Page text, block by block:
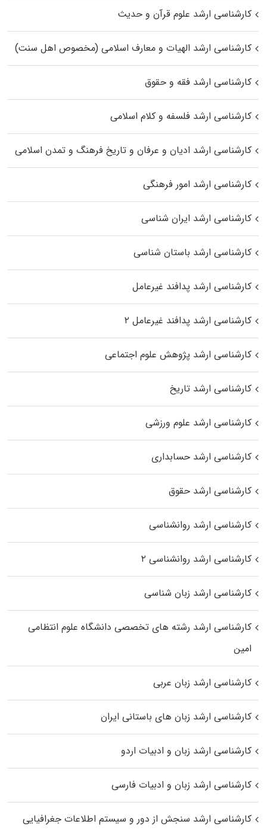
کارشناسی ارشد علوم قرآن و حدیث
کارشناسی ارشد الهیات و معارف اسلامی (مخصوص اهل سنت)
کارشناسی ارشد فقه و حقوق
کارشناسی ارشد فلسفه و کلام اسلامی
کارشناسی ارشد ادیان و عرفان و تاریخ فرهنگ و تمدن اسلامی
کارشناسی ارشد امور فرهنگی
کارشناسی ارشد ایران شناسی
کارشناسی ارشد باستان شناسی
کارشناسی ارشد پدافند غیرعامل
کارشناسی ارشد پدافند غیرعامل ۲
کارشناسی ارشد پژوهش علوم اجتماعی
کارشناسی ارشد تاریخ
کارشناسی ارشد علوم ورزشی
کارشناسی ارشد حسابداری
کارشناسی ارشد حقوق
کارشناسی ارشد روانشناسی
کارشناسی ارشد روانشناسی ۲
کارشناسی ارشد زبان شناسی
کارشناسی ارشد رﺷﺘﻪ ﻫﺎی تخصصی داﻧﺸﮕﺎه ﻋﻠﻮم انتظامی
اﻣﻴﻦ
کارشناسی ارشد زبان عربی
کارشناسی ارشد زبان‌ های باستانی ایران
کارشناسی ارشد زبان و ادبیات اردو
کارشناسی ارشد زبان و ادبیات فارسی
کارشناسی ارشد سنجش از دور و سیستم اطلاعات جغرافیایی